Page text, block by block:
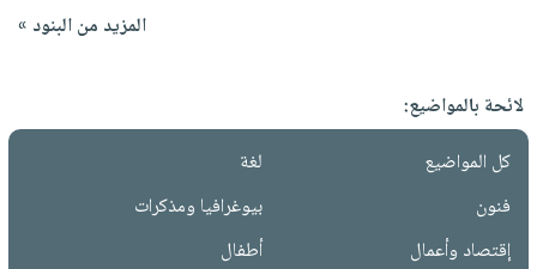
المزيد من البنود »
لائحة بالمواضيع:
كل المواضيع
لغة
فنون
بيوغرافيا ومذكرات
إقتصاد وأعمال
أطفال